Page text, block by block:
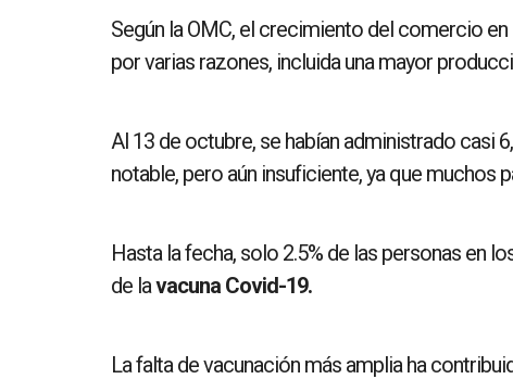
Según la OMC, el crecimiento del comercio
por varias razones, incluida una mayor
Al 13 de octubre, se habían administrado casi
notable, pero aún insuficiente, ya que muchos
Hasta la fecha, solo 2.5% de las personas en
de lavacuna Covid-19.
La falta de vacunación más amplia ha